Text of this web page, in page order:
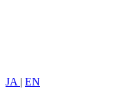
JA | EN